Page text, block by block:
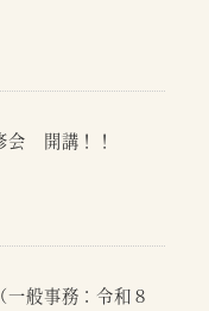
会 開講！！
般事務：令和８